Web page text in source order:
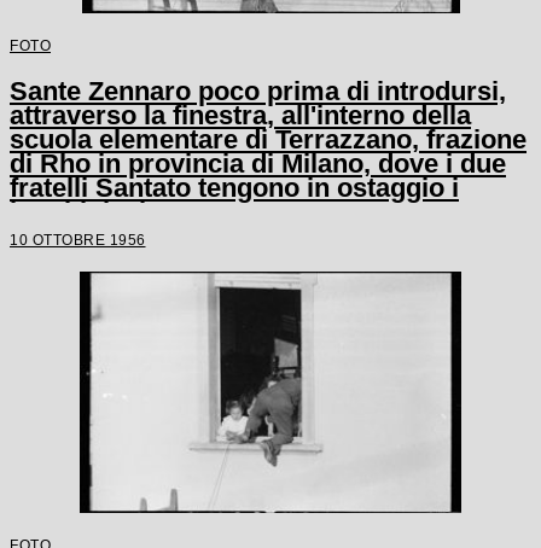
FOTO
Sante Zennaro poco prima di introdursi,
attraverso la finestra, all'interno della
scuola elementare di Terrazzano, frazione
di Rho in provincia di Milano, dove i due
fratelli Santato tengono in ostaggio i
bambini e le tre maestre
10 OTTOBRE 1956
FOTO